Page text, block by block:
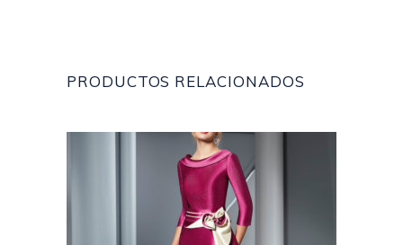
PRODUCTOS RELACIONADOS